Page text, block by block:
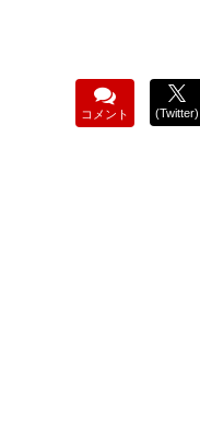
コメント (Twitter)